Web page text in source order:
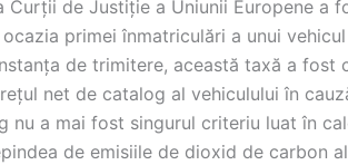
Curții de Justiție a Uniunii Europene a
primei înmatriculări a unui
de trimitere, această taxă a fost
net de catalog al vehiculului în
nu a mai fost singurul criteriu luat în
de emisiile de dioxid de carbon